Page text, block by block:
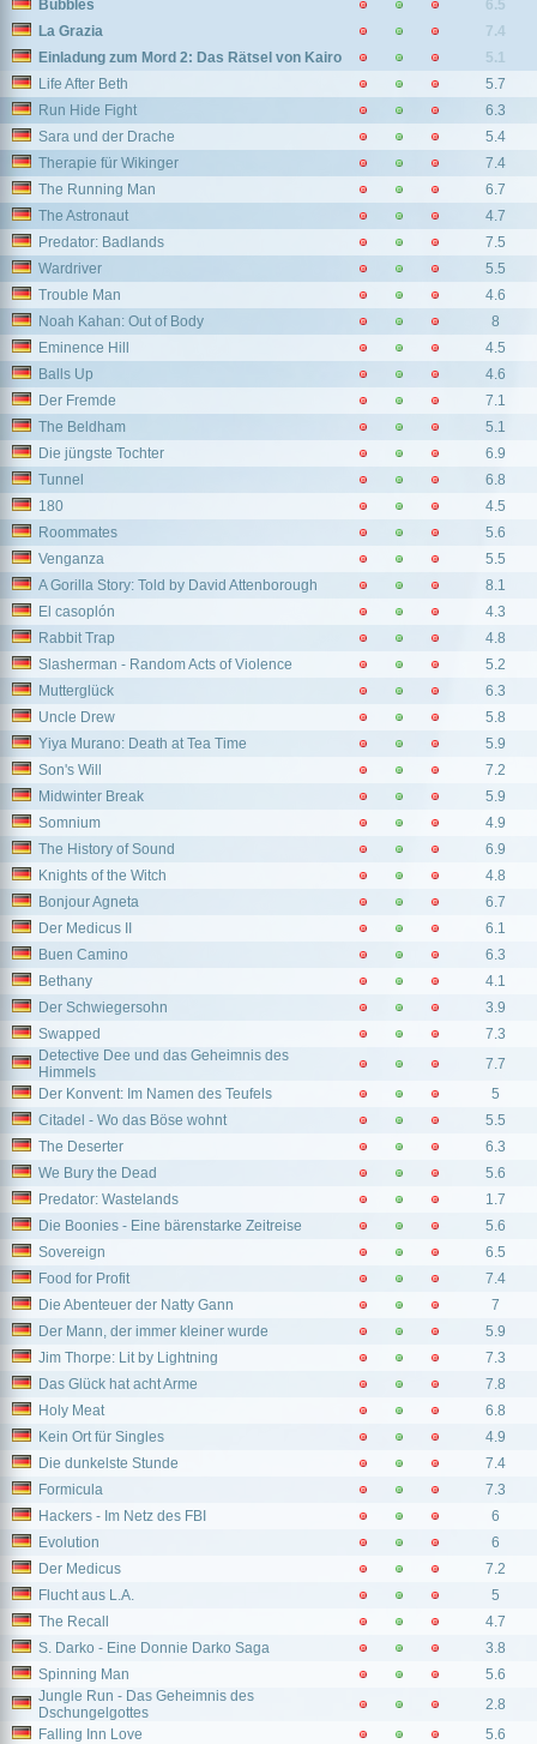
Bubbles
6.5
La Grazia
7.4
Einladung zum Mord 2: Das Rätsel von Kairo
5.1
Life After Beth
5.7
Run Hide Fight
6.3
Sara und der Drache
5.4
Therapie für Wikinger
7.4
The Running Man
6.7
The Astronaut
4.7
Predator: Badlands
7.5
Wardriver
5.5
Trouble Man
4.6
Noah Kahan: Out of Body
8
Eminence Hill
4.5
Balls Up
4.6
Der Fremde
7.1
The Beldham
5.1
Die jüngste Tochter
6.9
Tunnel
6.8
180
4.5
Roommates
5.6
Venganza
5.5
A Gorilla Story: Told by David Attenborough
8.1
El casoplón
4.3
Rabbit Trap
4.8
Slasherman - Random Acts of Violence
5.2
Mutterglück
6.3
Uncle Drew
5.8
Yiya Murano: Death at Tea Time
5.9
Son's Will
7.2
Midwinter Break
5.9
Somnium
4.9
The History of Sound
6.9
Knights of the Witch
4.8
Bonjour Agneta
6.7
Der Medicus II
6.1
Buen Camino
6.3
Bethany
4.1
Der Schwiegersohn
3.9
Swapped
7.3
Detective Dee und das Geheimnis des
Himmels
7.7
Der Konvent: Im Namen des Teufels
5
Citadel - Wo das Böse wohnt
5.5
The Deserter
6.3
We Bury the Dead
5.6
Predator: Wastelands
1.7
Die Boonies - Eine bärenstarke Zeitreise
5.6
Sovereign
6.5
Food for Profit
7.4
Die Abenteuer der Natty Gann
7
Der Mann, der immer kleiner wurde
5.9
Jim Thorpe: Lit by Lightning
7.3
Das Glück hat acht Arme
7.8
Holy Meat
6.8
Kein Ort für Singles
4.9
Die dunkelste Stunde
7.4
Formicula
7.3
Hackers - Im Netz des FBI
6
Evolution
6
Der Medicus
7.2
Flucht aus L.A.
5
The Recall
4.7
S. Darko - Eine Donnie Darko Saga
3.8
Spinning Man
5.6
Jungle Run - Das Geheimnis des
Dschungelgottes
2.8
Falling Inn Love
5.6